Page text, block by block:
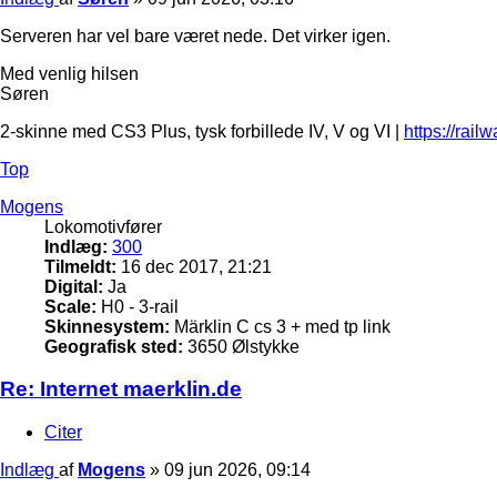
Serveren har vel bare været nede. Det virker igen.
Med venlig hilsen
Søren
2-skinne med CS3 Plus, tysk forbillede IV, V og VI |
https://
Top
Mogens
Lokomotivfører
Indlæg: 300
Tilmeldt: 16 dec 2017, 21:21
Digital: Ja
Scale: H0 - 3-rail
Skinnesystem: Märklin C cs 3 + med tp link
Geografisk sted: 3650 Ølstykke
Re: Internet maerklin.de
Citer
Indlæg af Mogens » 09 jun 2026, 09:14